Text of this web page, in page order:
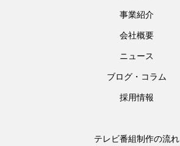
事業紹介
会社概要
ニュース
ブログ・コラム
採用情報
テレビ番組制作の流れ